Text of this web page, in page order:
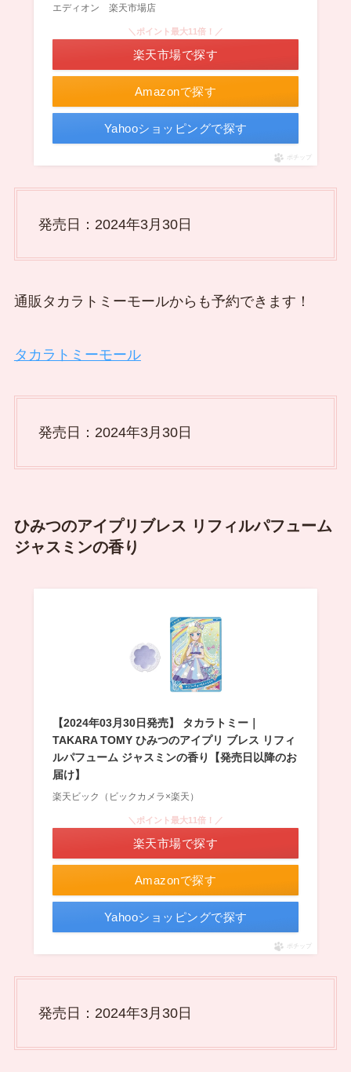
エディオン 楽天市場店
Amazonで探す
＼ポイント最大11倍！／
楽天市場で探す
Yahooショッピングで探す
ポチップ
発売日：2024年3月30日
通販タカラトミーモールからも予約できます！
タカラトミーモール
発売日：2024年3月30日
ひみつのアイプリブレス リフィルパフューム
ジャスミンの香り
【2024年03月30日発売】 タカラトミー｜
TAKARA TOMY ひみつのアイプリ ブレス リフィ
ルパフューム ジャスミンの香り【発売日以降のお
届け】
楽天ビック（ビックカメラ×楽天）
Amazonで探す
＼ポイント最大11倍！／
楽天市場で探す
Yahooショッピングで探す
ポチップ
発売日：2024年3月30日